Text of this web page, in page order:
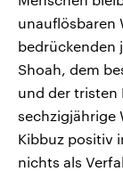
unauflösbaren
bedrückenden
Shoah, dem
und der tristen
sechzigjährige
Kibbuz positiv
nichts als